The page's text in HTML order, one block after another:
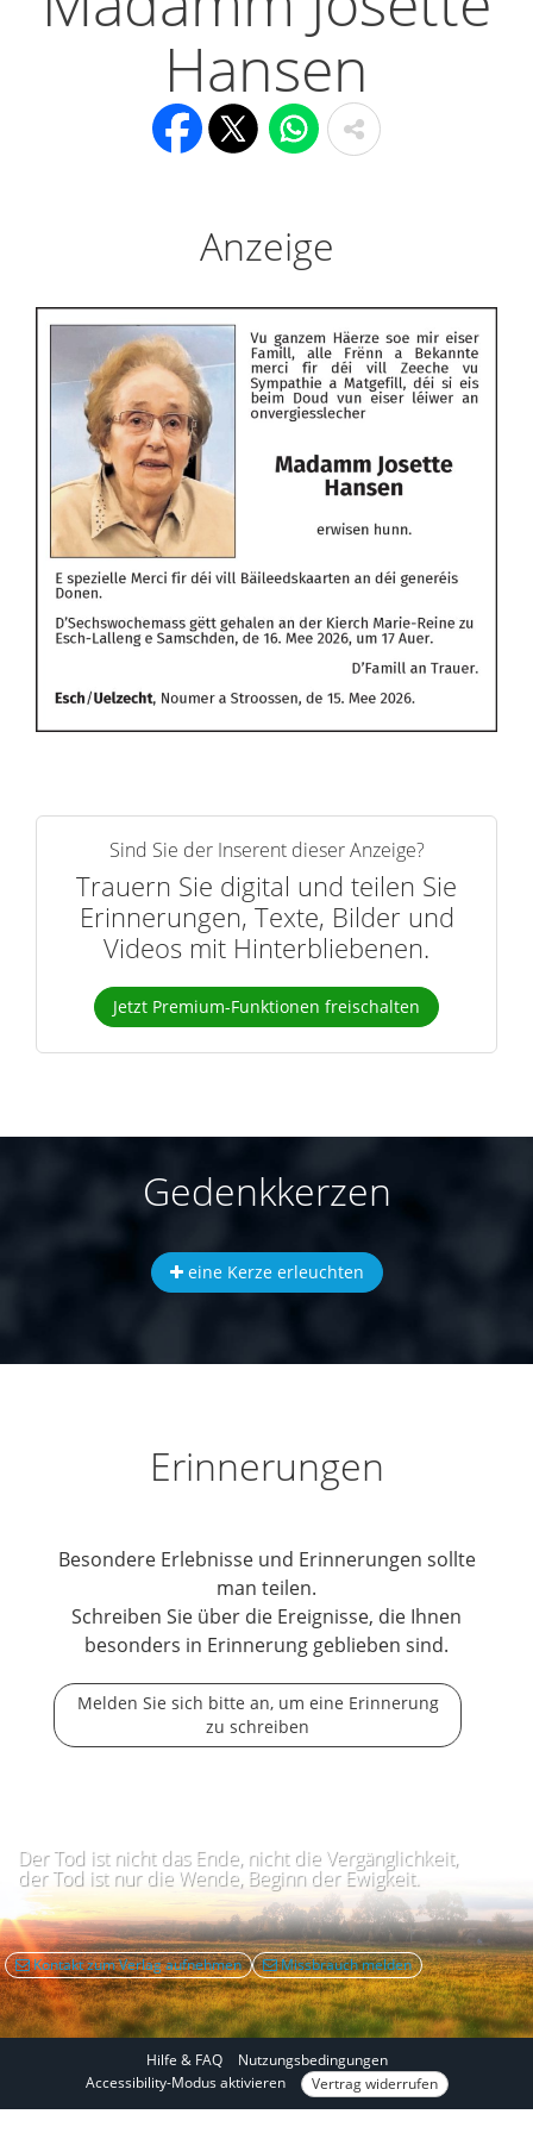
Hansen
Anzeige
Sind Sie der Inserent dieser Anzeige?
Trauern Sie digital und teilen Sie
Erinnerungen, Texte, Bilder und
Videos mit Hinterbliebenen.
Jetzt Premium-Funktionen freischalten
Gedenkkerzen
eine Kerze erleuchten
Erinnerungen
Besondere Erlebnisse und Erinnerungen sollte
man teilen.
Schreiben Sie über die Ereignisse, die Ihnen
besonders in Erinnerung geblieben sind.
Melden Sie sich bitte an, um eine Erinnerung
zu schreiben
Der Tod ist nicht das Ende, nicht die Vergänglichkeit,
der Tod ist nur die Wende, Beginn der Ewigkeit.
Kontakt zum Verlag aufnehmen Missbrauch melden
Hilfe & FAQ
Nutzungsbedingungen
IAccessibility-Modus aktivieren Vertrag widerrufen